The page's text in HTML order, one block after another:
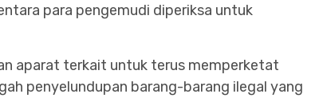
para pengemudi diperiksa untuk
aparat terkait untuk terus memperketat
penyelundupan barang-barang ilegal yang